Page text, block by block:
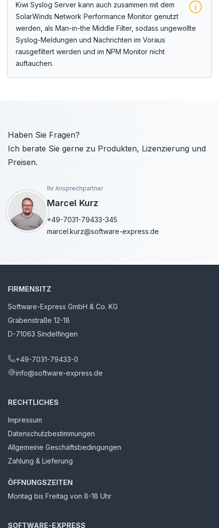
Kiwi Syslog Server kann auch zusammen mit dem
SolarWinds Network Performance Monitor genutzt
werden, als Man-in-the Middle Filter, sodass ungewollte
Syslog-Meldungen und Nachrichten im Voraus
rausgefiltert werden und im NPM Monitor nicht
auftauchen.
Haben Sie Fragen?
Ich berate Sie gerne zu Produkten, Lizenzierung und
Preisen.
Ihr Ansprechpartner
Marcel Kurz
+49-7031-79433-345
marcel.kurz@software-express.de
FIRMENSITZ
Software-Express GmbH & Co. KG
Grabenstraße 12-18
D-71063 Sindelfingen
+49-7031-79433-0
info@software-express.de
RECHTLICHES
Impressum
Datenschutzbestimmungen
Allgemeine Geschäftsbedingungen
Zahlung & Lieferung
ÖFFNUNGSZEITEN
Montag bis Freitag von 8-18 Uhr
SOFTWARE-EXPRESS